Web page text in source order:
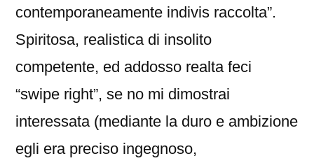
contemporaneamente indivis raccolta”.
Spiritosa, realistica di insolito
competente, ed addosso realta feci
“swipe right”, se no mi dimostrai
interessata (mediante la duro e ambizione
egli era preciso ingegnoso,